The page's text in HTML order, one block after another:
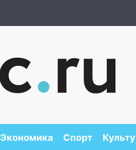
Экономика Спорт